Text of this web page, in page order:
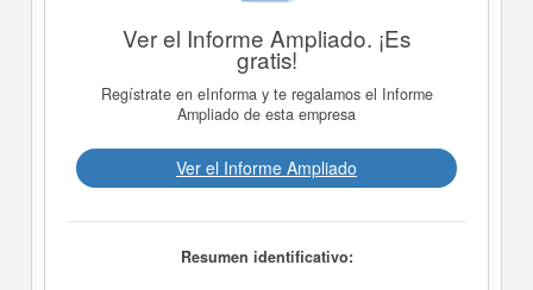
Ver el Informe Ampliado. ¡Es
gratis!
Regístrate en eInforma y te regalamos el Informe
Ampliado de esta empresa
Ver el Informe Ampliado
Resumen identificativo: